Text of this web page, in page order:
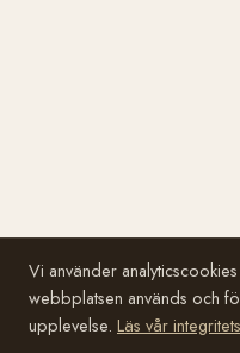
Vi använder
webbplatsen används och
upplevelse. Läs vår